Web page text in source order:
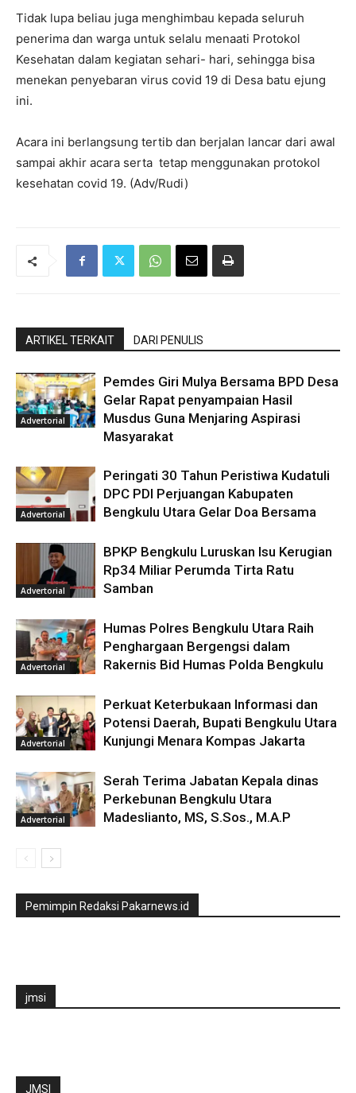
Tidak lupa beliau juga menghimbau kepada seluruh
penerima dan warga untuk selalu menaati Protokol
Kesehatan dalam kegiatan sehari- hari, sehingga bisa
menekan penyebaran virus covid 19 di Desa batu ejung
ini.
Acara ini berlangsung tertib dan berjalan lancar dari awal
sampai akhir acara serta tetap menggunakan protokol
kesehatan covid 19. (Adv/Rudi)
ARTIKEL TERKAIT DARI PENULIS
Advertorial
Pemdes Giri Mulya Bersama BPD Desa
Gelar Rapat penyampaian Hasil
Musdus Guna Menjaring Aspirasi
Masyarakat
Advertorial
Peringati 30 Tahun Peristiwa Kudatuli
DPC PDI Perjuangan Kabupaten
Bengkulu Utara Gelar Doa Bersama
Advertorial
BPKP Bengkulu Luruskan Isu Kerugian
Rp34 Miliar Perumda Tirta Ratu
Samban
Advertorial
Humas Polres Bengkulu Utara Raih
Penghargaan Bergengsi dalam
Rakernis Bid Humas Polda Bengkulu
Advertorial
Perkuat Keterbukaan Informasi dan
Potensi Daerah, Bupati Bengkulu Utara
Kunjungi Menara Kompas Jakarta
Advertorial
Serah Terima Jabatan Kepala dinas
Perkebunan Bengkulu Utara
Madeslianto, MS, S.Sos., M.A.P
Pemimpin Redaksi Pakarnews.id
jmsi
JMSI